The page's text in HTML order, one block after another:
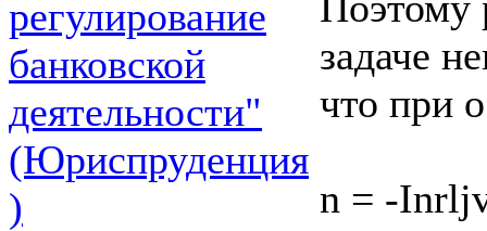
регулирование
банковской
деятельности"
(Юриспруденция
)
задаче
что при
n = -